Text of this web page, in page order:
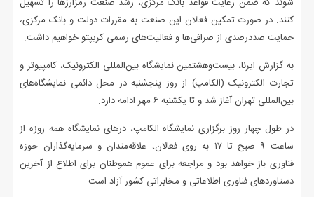
کنند. در صورت تمکین فعالان این صنعت به مقررات دولت و بانک مرکزی،
حمایت صددرصدی از صرافی‌ها و فعالیت‌های رسمی کریپتو خواهیم داشت.
به گزارش ایرنا، بیست‌وهشتمین نمایشگاه بین‌المللی الکترونیک، کامپیوتر و
تجارت الکترونیک (الکامپ) از روز پنجشنبه در محل دائمی نمایشگاه‌های
بین‌المللی تهران آغاز شد و تا یکشنبه ۶ مهر ادامه دارد.
در طول چهار روز برگزاری نمایشگاه الکامپ، درهای نمایشگاه همه روزه از
ساعت ۹ صبح تا ۱۷ به روی فعالان، علاقه‌مندان و سرمایه‌گذاران حوزه
فناوری باز خواهد بود و مراجعه برای عموم هموطنان برای اطلاع از آخرین
دستاوردهای فناوری اطلاعاتی و مخابراتی کشور آزاد است.